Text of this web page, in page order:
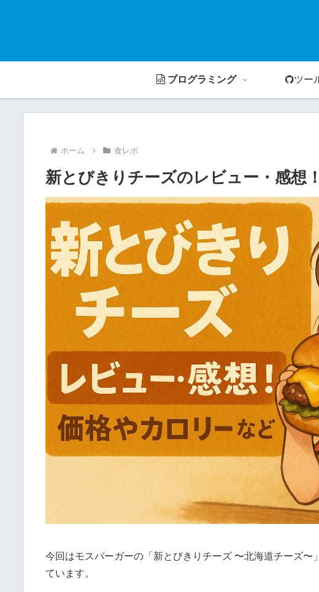
プログラミング ツー
ホーム 食レポ
新とびきりチーズのレビュー・感想
今回はモスバーガーの「新とびきりチーズ 〜北海道チーズ
ています。